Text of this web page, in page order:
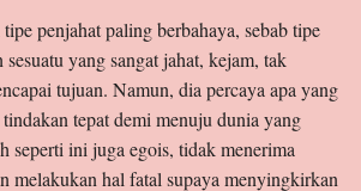
penjahat paling berbahaya, sebab tipe
yang sangat jahat, kejam, tak
tujuan. Namun, dia percaya apa yang
tepat demi menuju dunia yang
seperti ini juga egois, tidak menerima
melakukan hal fatal supaya menyingkirkan